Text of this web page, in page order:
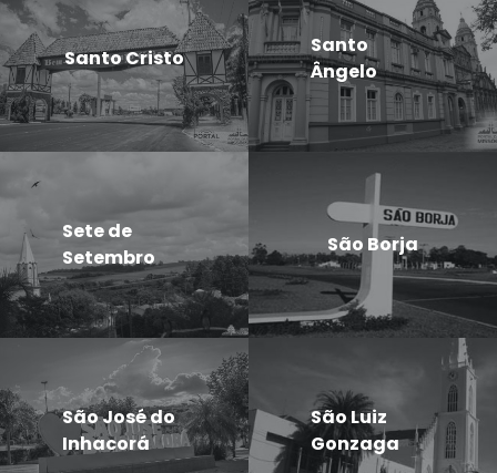
Santo Cristo
Santo
Ângelo
Sete de
Setembro
São Borja
São José do
Inhacorá
São Luiz
Gonzaga